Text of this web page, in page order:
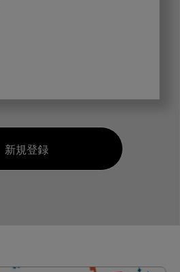
新規登録